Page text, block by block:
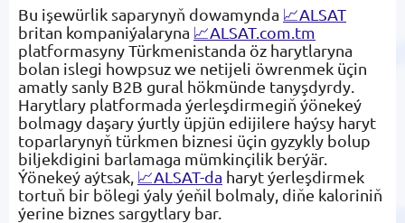
Bu işewürlik saparynyň dowamynda 📈ALSAT
britan kompaniýalaryna 📈ALSAT.com.tm
platformasyny Türkmenistanda öz harytlaryna
bolan islegi howpsuz we netijeli öwrenmek üçin
amatly sanly B2B gural hökmünde tanyşdyrdy.
Harytlary platformada ýerleşdirmegiň ýönekeý
bolmagy daşary ýurtly üpjün edijilere haýsy haryt
toparlarynyň türkmen biznesi üçin gyzykly bolup
biljekdigini barlamaga mümkinçilik berýär.
Ýönekeý aýtsak, 📈ALSAT-da haryt ýerleşdirmek
tortuň bir bölegi ýaly ýeňil bolmaly, diňe kaloriniň
ýerine biznes sargytlary bar.